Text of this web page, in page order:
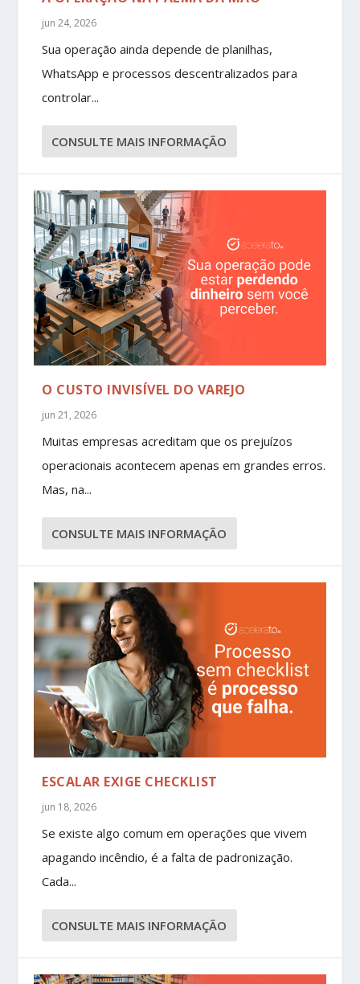
jun 24, 2026
Sua operação ainda depende de planilhas,
WhatsApp e processos descentralizados para
controlar...
CONSULTE MAIS INFORMAÇÃO
O CUSTO INVISÍVEL DO VAREJO
jun 21, 2026
Muitas empresas acreditam que os prejuízos
operacionais acontecem apenas em grandes erros.
Mas, na...
CONSULTE MAIS INFORMAÇÃO
ESCALAR EXIGE CHECKLIST
jun 18, 2026
Se existe algo comum em operações que vivem
apagando incêndio, é a falta de padronização.
Cada...
CONSULTE MAIS INFORMAÇÃO